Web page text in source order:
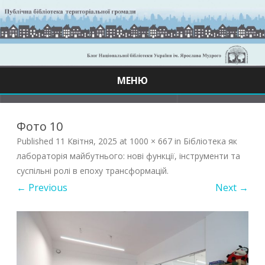
МЕНЮ
Фото 10
Published 11 Квітня, 2025 at 1000 × 667 in Бібліотека як
лабораторія майбутнього: нові функції, інструменти та
суспільні ролі в епоху трансформацій.
← Previous Next →